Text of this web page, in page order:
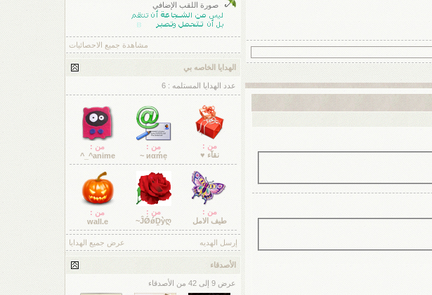
صورة اللقب الإضافي
مشاهدة جميع الاحصائيات
الهدايا الخاصه بي
عدد الهدايا المستلمه : 6
من :
نقآء ♥
من :
иαḿẹ ~
من :
anime^_^
من :
طيف الامل
من :
ĴǾǿḒỳღ~
من :
wall.e
إرسل الهديه عرض جميع الهدايا
الأصدقاء
عرض 9 إلى 42 من الأصدقاء